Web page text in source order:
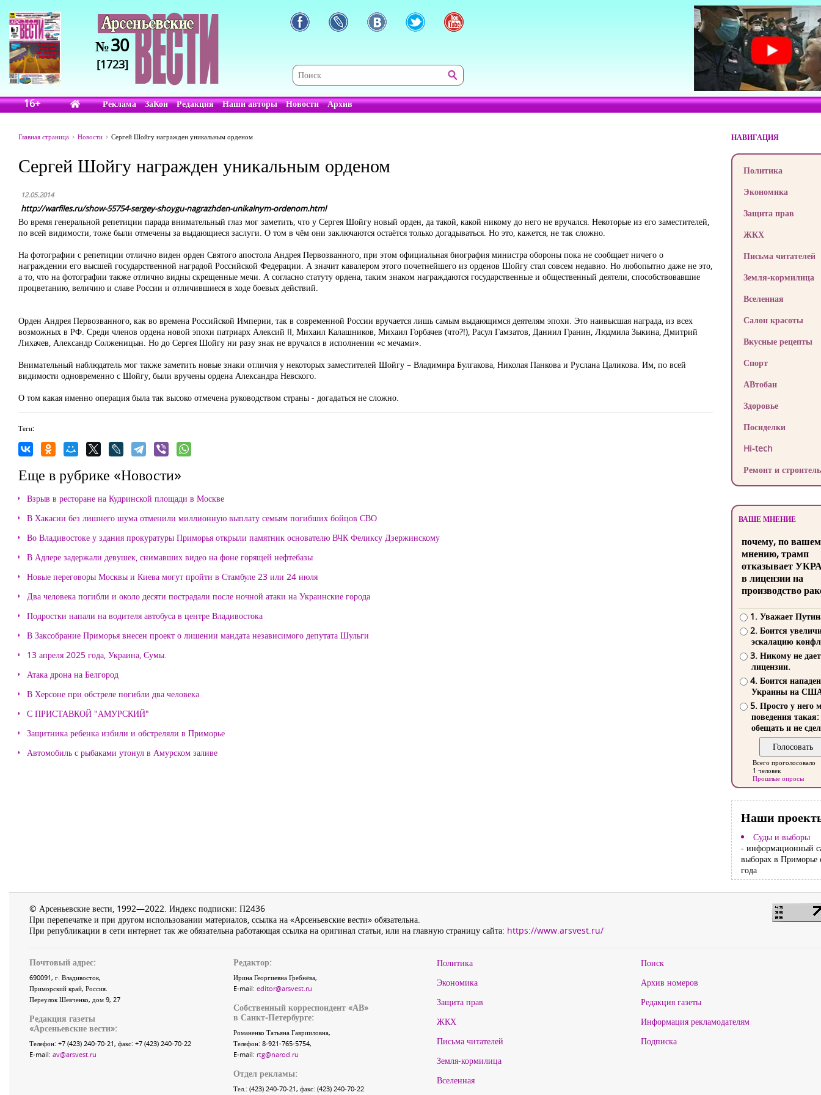
№30
[1723]
16+ Реклама ЗаКон Редакция Наши авторы Новости Архив
Главная страница Новости Сергей Шойгу награжден уникальным орденом
Сергей Шойгу награжден уникальным орденом
12.05.2014
http://warfiles.ru/show-55754-sergey-shoygu-nagrazhden-unikalnym-ordenom.html
Во время генеральной репетиции парада внимательный глаз мог заметить, что у Сергея Шойгу новый орден, да такой, какой никому до него не вручался. Некоторые из его заместителей,
по всей видимости, тоже были отмечены за выдающиеся заслуги. О том в чём они заключаются остаётся только догадываться. Но это, кажется, не так сложно.
На фотографии с репетиции отлично виден орден Святого апостола Андрея Первозванного, при этом официальная биография министра обороны пока не сообщает ничего о
награждении его высшей государственной наградой Российской Федерации. А значит кавалером этого почетнейшего из орденов Шойгу стал совсем недавно. Но любопытно даже не это,
а то, что на фотографии также отлично видны скрещенные мечи. А согласно статуту ордена, таким знаком награждаются государственные и общественный деятели, способствовавшие
процветанию, величию и славе России и отличившиеся в ходе боевых действий.
Орден Андрея Первозванного, как во времена Российской Империи, так в современной России вручается лишь самым выдающимся деятелям эпохи. Это наивысшая награда, из всех
возможных в РФ. Среди членов ордена новой эпохи патриарх Алексий II, Михаил Калашников, Михаил Горбачев (что?!), Расул Гамзатов, Даниил Гранин, Людмила Зыкина, Дмитрий
Лихачев, Александр Солженицын. Но до Сергея Шойгу ни разу знак не вручался в исполнении «с мечами».
Внимательный наблюдатель мог также заметить новые знаки отличия у некоторых заместителей Шойгу – Владимира Булгакова, Николая Панкова и Руслана Цаликова. Им, по всей
видимости одновременно с Шойгу, были вручены ордена Александра Невского.
О том какая именно операция была так высоко отмечена руководством страны - догадаться не сложно.
Теги:
Еще в рубрике «Новости»
Взрыв в ресторане на Кудринской площади в Москве
В Хакасии без лишнего шума отменили миллионную выплату семьям погибших бойцов СВО
Во Владивостоке у здания прокуратуры Приморья открыли памятник основателю ВЧК Феликсу Дзержинскому
В Адлере задержали девушек, снимавших видео на фоне горящей нефтебазы
Новые переговоры Москвы и Киева могут пройти в Стамбуле 23 или 24 июля
Два человека погибли и около десяти пострадали после ночной атаки на Украинские города
Подростки напали на водителя автобуса в центре Владивостока
В Заксобрание Приморья внесен проект о лишении мандата независимого депутата Шульги
13 апреля 2025 года, Украина, Сумы.
Атака дрона на Белгород
В Херсоне при обстреле погибли два человека
С ПРИСТАВКОЙ "АМУРСКИЙ"
Защитника ребенка избили и обстреляли в Приморье
Автомобиль с рыбаками утонул в Амурском заливе
НАВИГАЦИЯ
Политика
Экономика
Защита прав
ЖКХ
Письма читателей
Земля-кормилица
Вселенная
Салон красоты
Вкусные рецепты
Спорт
АВтобан
Здоровье
Посиделки
Hi-tech
Ремонт и
ВАШЕ МНЕНИЕ
почему, по
мнению, трамп
отказывает
в лицензии на
производство
1. Уважает
2. Боится
эскалацию
3. Никому не
лицензии.
4. Боится
Украины на
5. Просто у него
поведения такая:
обещать и не
Всего проголосовало
1 человек
Прошлые опросы
Наши
Суды и выборы
- информационный
выборах в Приморье
года
© Арсеньевские вести, 1992—2022. Индекс подписки: П2436
При перепечатке и при другом использовании материалов, ссылка на «Арсеньевские вести» обязательна.
При републикации в сети интернет так же обязательна работающая ссылка на оригинал статьи, или на главную страницу сайта: https://www.arsvest.ru/
Почтовый адрес:
690091, г. Владивосток,
Приморский край, Россия.
Переулок Шевченко, дом 9, 27
Редакция газеты
«Арсеньевские вести»:
Телефон: +7 (423) 240-70-21, факс: +7 (423) 240-70-22
E-mail: av@arsvest.ru
Редактор:
Ирина Георгиевна Гребнёва,
E-mail: editor@arsvest.ru
Собственный корреспондент «АВ»
в Санкт-Петербурге:
Романенко Татьяна Гаврииловна,
Телефон: 8-921-765-5754,
E-mail: rtg@narod.ru
Отдел рекламы:
Тел.: (423) 240-70-21, факс: (423) 240-70-22
Политика
Экономика
Защита прав
ЖКХ
Письма читателей
Земля-кормилица
Вселенная
Поиск
Архив номеров
Редакция газеты
Информация рекламодателям
Подписка